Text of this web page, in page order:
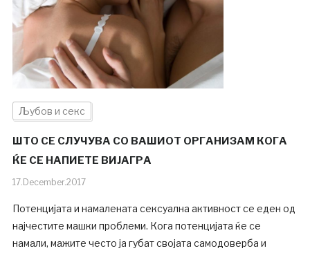
Љубов и секс
ШТО СЕ СЛУЧУВА СО ВАШИОТ ОРГАНИЗАМ КОГА
ЌЕ СЕ НАПИЕТЕ ВИЈАГРА
17.December.2017
Потенцијата и намалената сексуална активност се еден од
најчестите машки проблеми. Кога потенцијата ќе се
намали, мажите често ја губат својата самодоверба и